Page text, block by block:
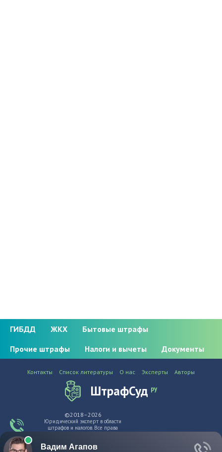
ГИБДД ЖКХ
Бытовые штрафы
Прочие штрафы
Налоги и вычеты Документы
ШтрафСуд ру
Контакты Список литературы О нас Эксперты Авторы
©2018–2026
Юридический эксперт в области
штрафов и налогов. Все права